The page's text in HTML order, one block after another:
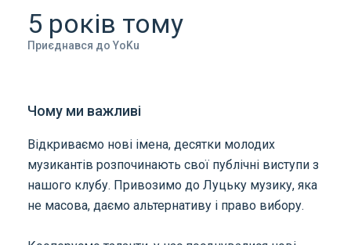
5 років тому
Приєднався до YoKu
Чому ми важливі
Відкриваємо нові імена, десятки молодих
музикантів розпочинають свої публічні виступи з
нашого клубу. Привозимо до Луцьку музику, яка
не масова, даємо альтернативу і право вибору.